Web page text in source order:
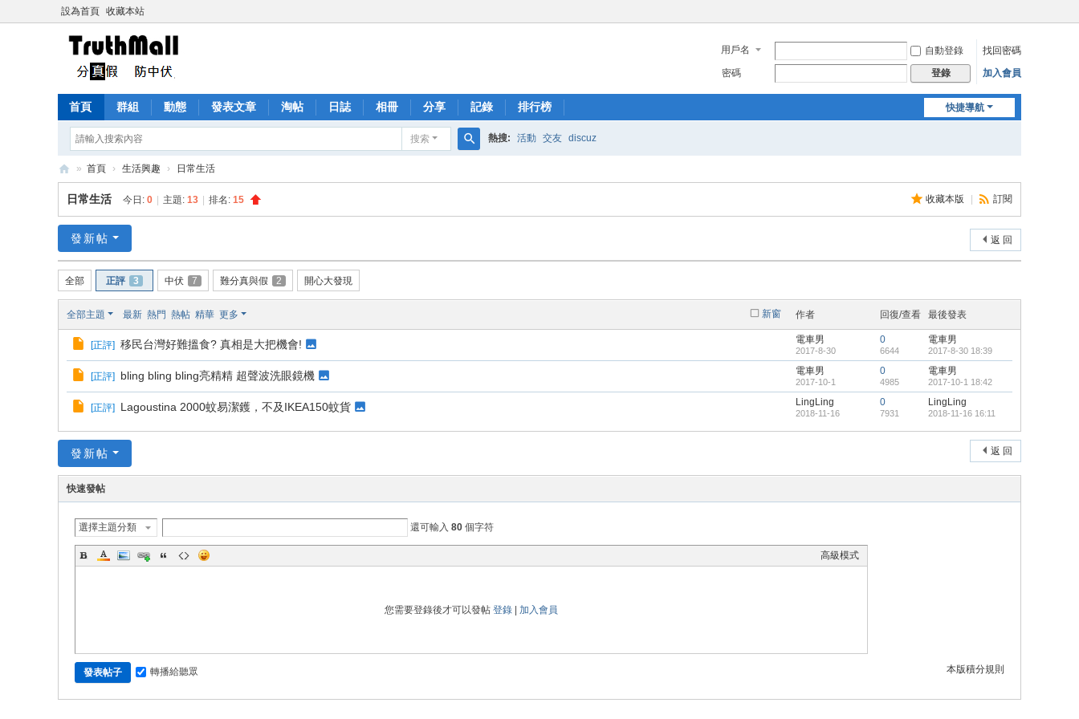
設為首頁 收藏本站
用戶名 自動登錄
找回密碼
密碼
登錄 加入會員
快捷導航
首頁 群組 動態 發表文章 淘帖 日誌 相冊 分享 記錄 排行榜
搜索
索
熱搜: 活動 交友 discuz
Tr
ut
M
all
» 首頁 › 生活興趣 › 日常生活
收藏本版 訂閱
日常生活 今日: 0 主題: 13 排名: 15
返 回
發新帖
全部 正評 3 中伏 7 難分真與假 2 開心大發現
新窗
全部主題 最新 熱門 熱帖 精華 更多 作者 回復/查看 最後發表
[正評] 移民台灣好難搵食? 真相是大把機會! 電車男
2017-8-30
0
6644
電車男
2017-8-30 18:39
[正評] bling bling bling亮精精 超聲波洗眼鏡機 電車男
2017-10-1
0
4985
電車男
2017-10-1 18:42
[正評] Lagoustina 2000蚊易潔鑊，不及IKEA150蚊貨 LingLing
2018-11-16
0
7931
LingLing
2018-11-16 16:11
返 回
發新帖
快速發帖
選擇主題分類 還可輸入 80 個字符
高級模式
您需要登錄後才可以發帖 登錄 加入會員
本版積分規則
發表帖子 轉播給聽眾